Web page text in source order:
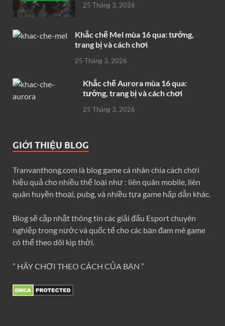
25 Tháng 3, 2026
Khắc chế Mel mùa 16 qua: tướng,
trang bị và cách chơi
25 Tháng 3, 2026
Khắc chế Aurora mùa 16 qua:
tướng, trang bị và cách chơi
25 Tháng 3, 2026
GIỚI THIỆU BLOG
Tranvanthong.com là blog game cá nhân chia cách chơi
hiệu quả cho nhiều thể loại như : liên quân mobile, liên
quân huyền thoại, pubg, và nhiều tựa game hấp dẫn khác.
Blog sẽ cập nhật thông tin các giải đấu Esport chuyên
nghiệp trong nước và quốc tế cho các bạn đam mê game
có thể theo dõi kịp thời.
” HÃY CHƠI THEO CÁCH CỦA BẠN ”